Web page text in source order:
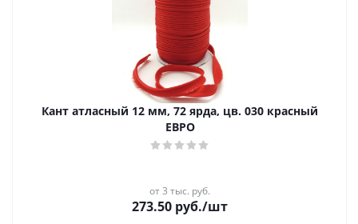
Кант атласный 12 мм, 72 ярда, цв. 030 красный
ЕВРО
от 3 тыс. руб.
273.50 руб./шт